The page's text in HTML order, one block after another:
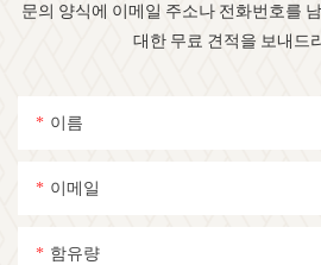
문의 양식에 이메일 주소나 전화번호를
대한 무료 견적을 보내드
이름
이메일
함유량